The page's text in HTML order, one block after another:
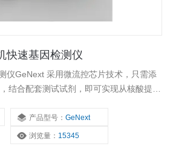
快速基因检测仪
仪GeNext 采用微流控芯片技术，只需添
结合配套测试试剂，即可实现从核酸提取
产品型号： GeNext
浏览量： 15345